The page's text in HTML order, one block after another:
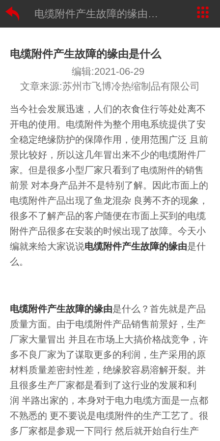
电缆附件产生故障的缘由是什么
电缆附件产生故障的缘由是什么
编辑:2021-06-29
文章来源:苏州市飞博冷热缩制品有限公司
当今社会发展迅速，人们的衣食住行等处处离不
开电的使用。电缆附件为整个用电系统提供了安
全稳定绝缘防护的保障作用，使用范围广泛
且前
景比较好，所以这几年冒出来不少的电缆附件厂
家。但是很多小型厂家只看到了 电缆附件的销售
前景 对本身产品并不是特别了解。因此市面上的
电缆附件产品出现了鱼龙混杂 良莠不齐的现象，
很多不了解产品的客户随便在市面上买到的电缆
附件产品很多在安装的时候出现了故障。今天小
编就来给大家说说电缆附件产生故障的缘由是什
么。
电缆附件产生故障的缘由是什么 ？ 首先就是产品
质量方面。由于电缆附件产品销售前景好，生产
厂家大量冒出 并且在市场上大搞价格战竞争，许
多不良厂家为了谋取更多的利润，生产采用的原
材料质量差密封性差，绝缘胶容易溶解开裂。并
且很多生产厂家都是看到了这行业的发展和利
润 半路出家的，本身对于电力电缆方面是一点都
不熟悉的 更不要说是电缆附件的生产工艺了。很
多厂家都是参观一下同行 然后就开始自行生产